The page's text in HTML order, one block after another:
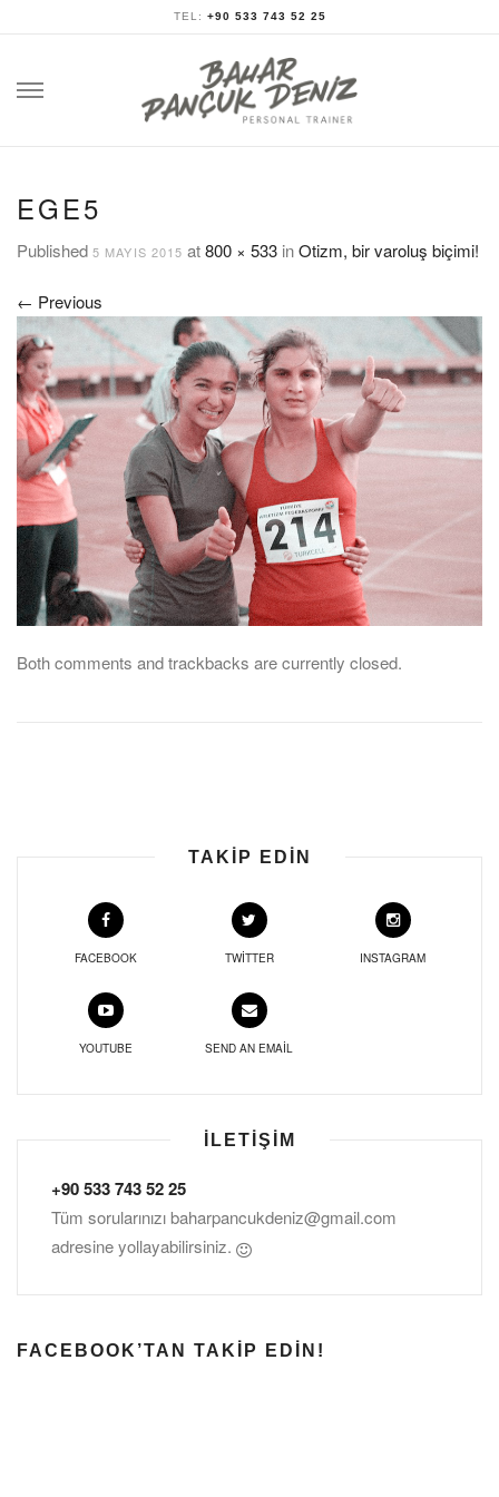
TEL: +90 533 743 52 25
content
EGE5
Published 5 MAYIS 2015 at800 × 533 inOtizm, bir varoluş biçimi!
← Previous
Both comments and trackbacks are currently closed.
TAKIP EDIN
FACEBOOK TWITTER INSTAGRAM
YOUTUBE SEND AN EMAIL
İLETIŞIM
+90 533 743 52 25
Tüm sorularınızıbaharpancukdeniz@gmail.com
adresine yollayabilirsiniz.
FACEBOOK’TAN TAKIP EDIN!